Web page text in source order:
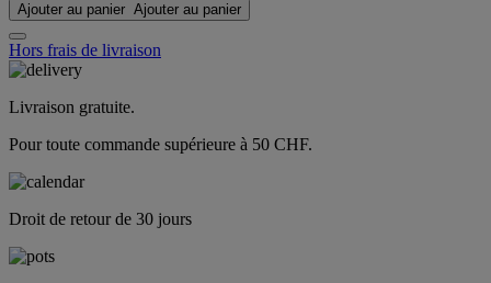
Ajouter au panier Ajouter au panier
Hors frais de livraison
Livraison gratuite.
Pour toute commande supérieure à 50 CHF.
Droit de retour de 30 jours